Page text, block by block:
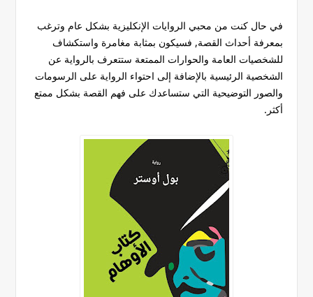
في حال كنت من محبي الروايات الإنكليزية بشكل عام وترغب
بمعرفة أحداث القصة, فسيكون بمثابة مغامرة واستكشاف
للشخصيات العامة والحوارات الممتعة ستتعرف بالرواية عن
الشخصية الرئيسية بالإضافة إلى احتواء الرواية على الرسومات
والصور التوضيحية التي ستساعدك على فهم القصة بشكل ممتع
أكثر.